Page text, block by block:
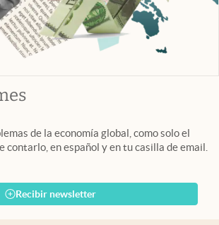
abre en nueva pestaña
de la economía global, como solo el
contarlo, en español y en tu casilla de email.
Recibir newsletter